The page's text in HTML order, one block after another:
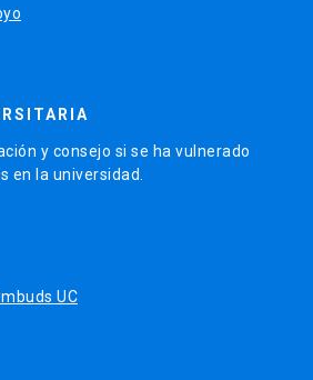
y consejo si se ha vulnerado
en la universidad.
UC